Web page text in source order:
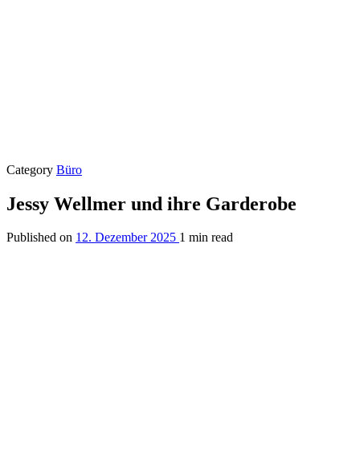
Category Büro
Jessy Wellmer und ihre Garderobe
Published on 12. Dezember 2025 1 min read